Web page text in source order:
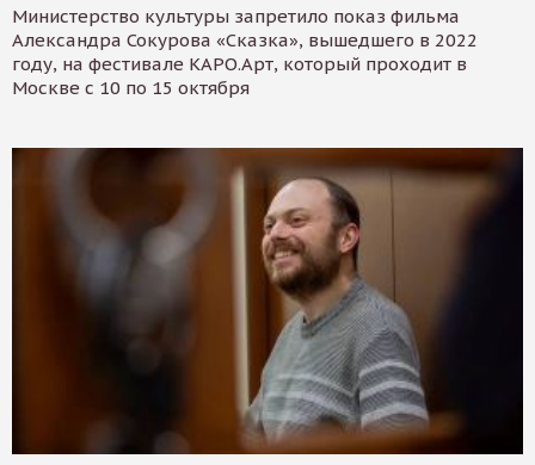
Министерство культуры запретило показ фильма
Александра Сокурова «Сказка», вышедшего в 2022
году, на фестивале КАРО.Арт, который проходит в
Москве с 10 по 15 октября